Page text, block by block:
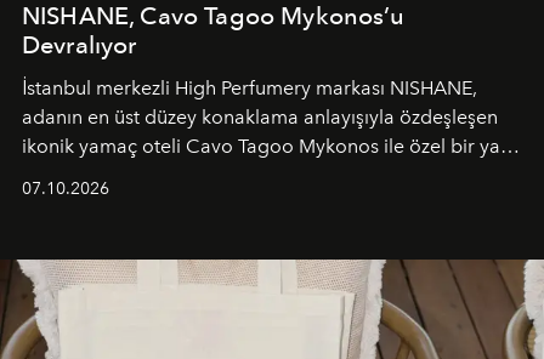
NISHANE, Cavo Tagoo Mykonos’u
Devralıyor
İstanbul merkezli High Perfumery markası NISHANE,
adanın en üst düzey konaklama anlayışıyla özdeşleşen
ikonik yamaç oteli Cavo Tagoo Mykonos ile özel bir yaz
buluşturarak markanın Cavo Tagoo’daki varlığını
sürükleyici ve mevsime özel bir deneyime dönüştürüyor.
07.10.2026